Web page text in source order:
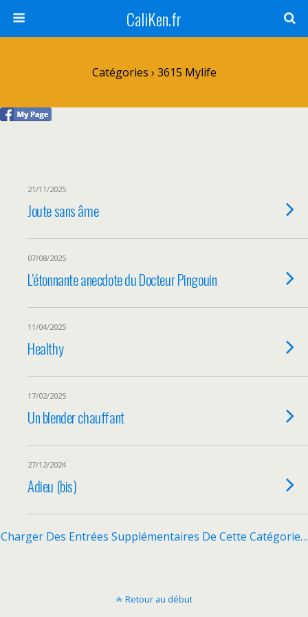
CaliKen.fr
Catégories › 3615 Mylife
21/11/2025
Joute sans âme
07/08/2025
L’étonnante anecdote du Docteur Pingouin
11/04/2025
Healthy
17/02/2025
Un blender chauffant
27/12/2024
Adieu (bis)
Charger Des Entrées Supplémentaires De Cette Catégorie…
Retour au début